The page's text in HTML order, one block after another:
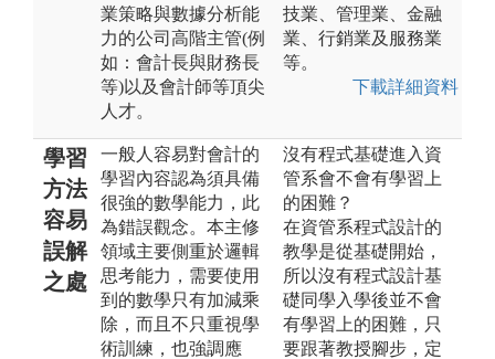
業策略與數據分析能
力的公司高階主管(例
如：會計長與財務長
等)以及會計師等頂尖
人才。
技業、管理業、金融
業、行銷業及服務業
等。
下載詳細資料
學習
方法
容易
誤解
之處
一般人容易對會計的
學習內容認為須具備
很強的數學能力，此
為錯誤觀念。本主修
領域主要側重於邏輯
思考能力，需要使用
到的數學只有加減乘
除，而且不只重視學
術訓練，也強調應
沒有程式基礎進入資
管系會不會有學習上
的困難？
在資管系程式設計的
教學是從基礎開始，
所以沒有程式設計基
礎同學入學後並不會
有學習上的困難，只
要跟著教授腳步，定